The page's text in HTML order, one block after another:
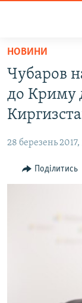
Перейти
основного
матеріалу
Перейти
до
основної
навігації
Перейти
до
НОВИНИ
ВОДА.КРИМ
ВІДЕО ТА ФОТО
БЛОГИ
ПОГЛЯД
СВІДЧЕННЯ
ЯК ОБІЙТИ
НОВИНИ
Чубаров
до Криму
28 березень 2017,
Поділитись